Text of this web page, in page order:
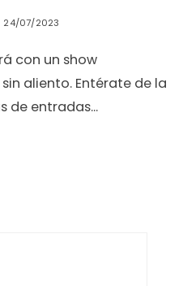
24/07/2023
con un show
aliento. Entérate de la
de entradas...